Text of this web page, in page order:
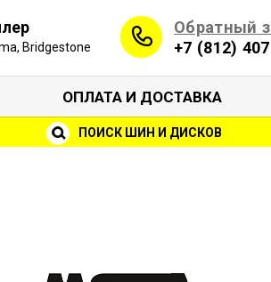
Bridgestone
Обратный
+7 (812)
ОПЛАТА И ДОСТАВКА
ПОИСК ШИН И ДИСКОВ